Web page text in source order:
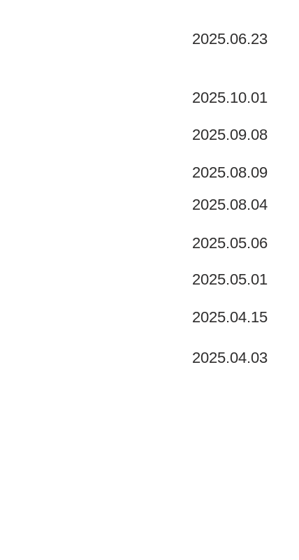
2025.06.23
2025.10.01
2025.09.08
2025.08.09
2025.08.04
2025.05.06
2025.05.01
2025.04.15
2025.04.03